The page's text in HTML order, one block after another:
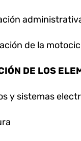
de la
DE LOS
y sistemas